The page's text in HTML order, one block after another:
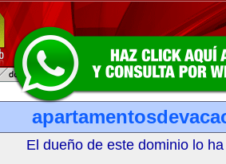
El dueño de este dominio lo